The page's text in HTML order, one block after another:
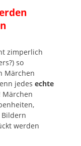
zimperlich
so
Märchen
jedes echte
Märchen
werden